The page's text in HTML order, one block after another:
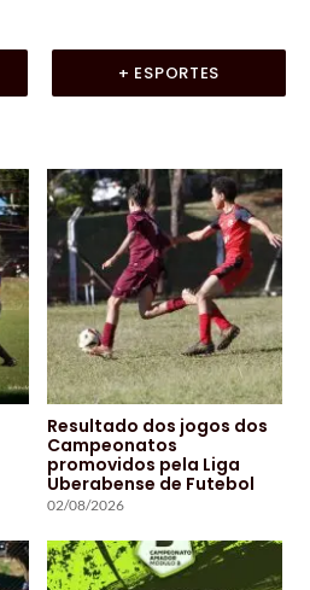
+ ESPORTES
Resultado dos jogos dos
Campeonatos
promovidos pela Liga
Uberabense de Futebol
02/08/2026